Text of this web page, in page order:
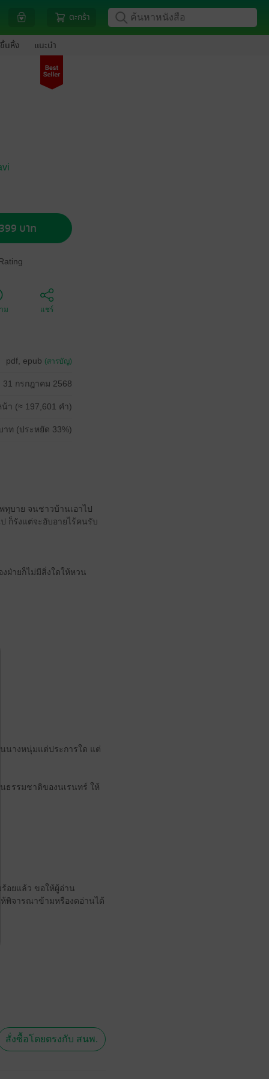
ตะกร้า
นหิ้ง แนะนำ
บาท
ม แชร์
pdf, epub (สารบัญ)
31 กรกฎาคม 2568
า (≈ 197,601 คำ)
าท (ประหยัด 33%)
ทุบาย จนชาวบ้านเอาไป
ก็รังแต่จะอับอายไร้คนรับ
ฝ่ายก็ไม่มีสิ่งใดให้หวน
นางหนุ่มแต่ประการใด แต่
ธรรมชาติของนเรนทร์ ให้
ร้อยแล้ว ขอให้ผู้อ่าน
พิจารณาข้ามหรืองดอ่านได้
สั่งซื้อโดยตรงกับ สนพ.